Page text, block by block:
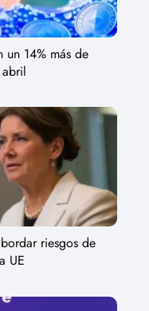
un 14% más de
riesgos de
UE